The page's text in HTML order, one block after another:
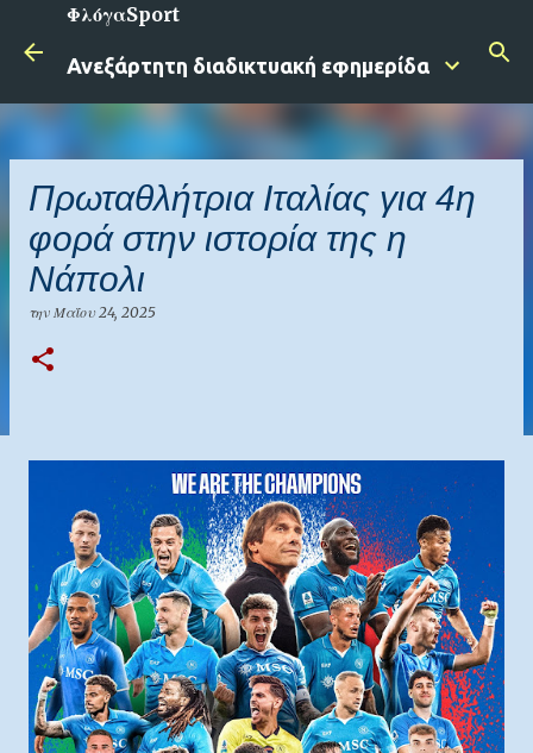
Μετάβαση στο κύριο περιεχόμενο
ΦλόγαSport
Ανεξάρτητη διαδικτυακή εφημερίδα
Πρωταθλήτρια Ιταλίας για 4η
φορά στην ιστορία της η
Νάπολι
την Μαΐου 24, 2025